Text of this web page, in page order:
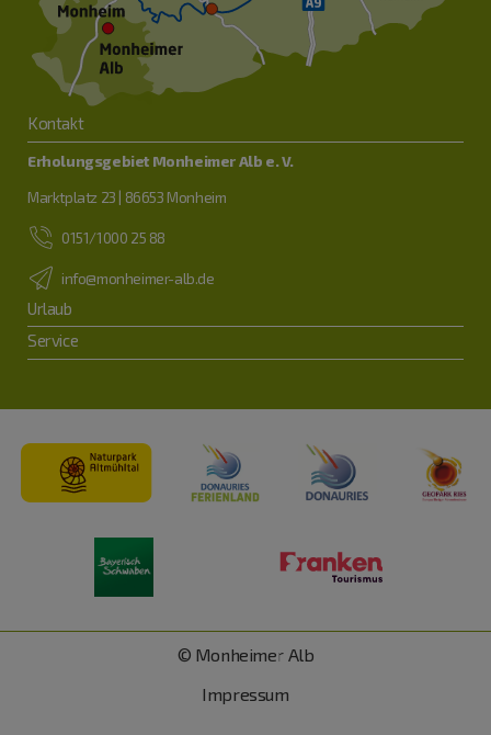
Kontakt
Erholungsgebiet Monheimer Alb e. V.
Marktplatz 23 | 86653 Monheim
0151/1000 25 88
info@monheimer-alb.de
Urlaub
Service
© Monheimer Alb
Impressum